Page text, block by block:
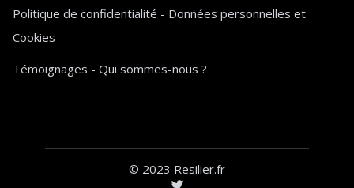
Politique de confidentialité - Données personnelles et
Cookies
Témoignages - Qui sommes-nous ?
© 2023 Resilier.fr